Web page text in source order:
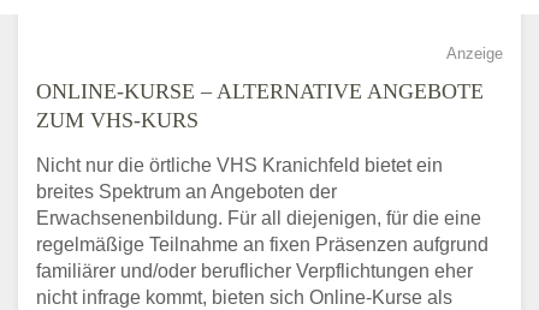
Anzeige
ONLINE-KURSE – ALTERNATIVE ANGEBOTE
ZUM VHS-KURS
Nicht nur die örtliche VHS Kranichfeld bietet ein
breites Spektrum an Angeboten der
Erwachsenenbildung. Für all diejenigen, für die eine
regelmäßige Teilnahme an fixen Präsenzen aufgrund
familiärer und/oder beruflicher Verpflichtungen eher
nicht infrage kommt, bieten sich Online-Kurse als